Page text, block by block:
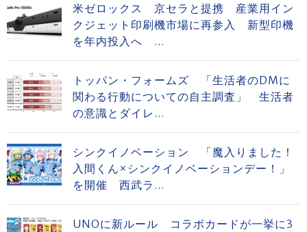
米ゼロックス 京セラと提携 産業用イン
クジェット印刷機市場に再参入 新型印機
を年内投入へ ...
トッパン・フォームズ 「生活者のDMに
関わる行動についての自主調査」 生活者
の意識とダイレ...
シンクイノベーション 「魔入りました！
入間くん×シンクイノベーションデー！」
を開催 西武ラ...
UNOに新ルール コラボカードが一挙に3